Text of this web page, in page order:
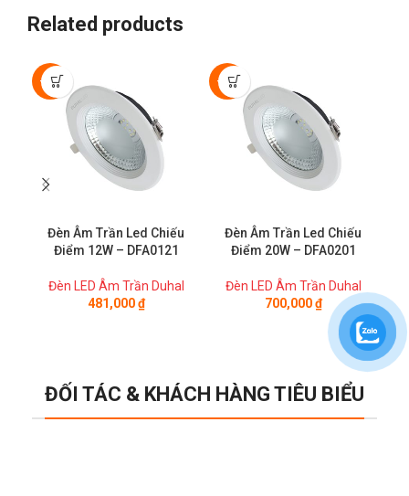
Related products
-50%
Đèn Âm Trần Led Chiếu
Điểm 12W – DFA0121
Đèn LED Âm Trần Duhal
481,000₫
-50%
Đèn Âm Trần Led Chiếu
Điểm 20W – DFA0201
Đèn LED Âm Trần Duhal
700,000₫
ĐỐI TÁC & KHÁCH HÀNG TIÊU BIỂU